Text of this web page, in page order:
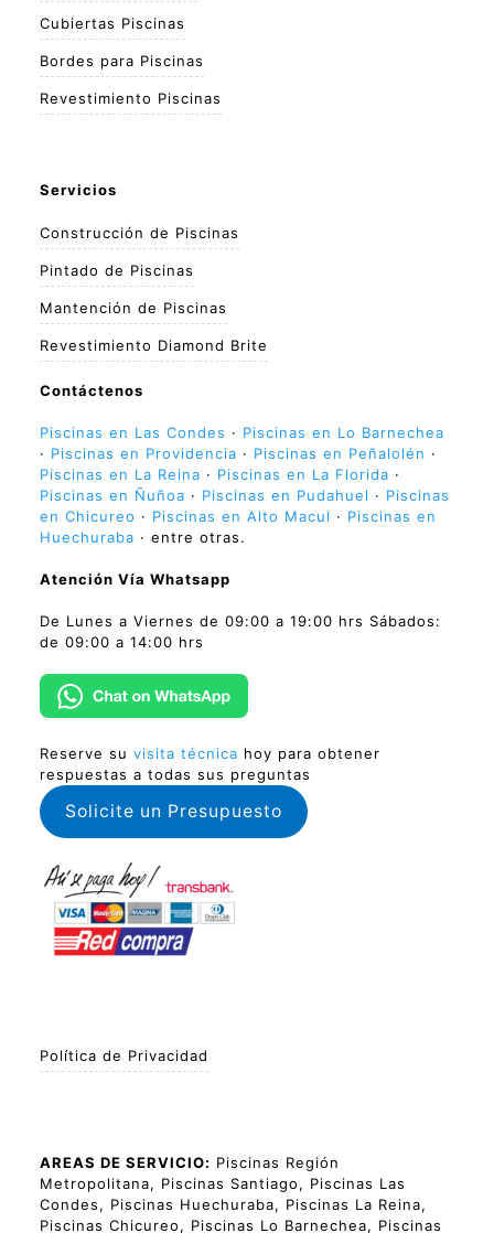
Cubiertas Piscinas
Bordes para Piscinas
Revestimiento Piscinas
Servicios
Construcción de Piscinas
Pintado de Piscinas
Mantención de Piscinas
Revestimiento Diamond Brite
Contáctenos
Piscinas en Las Condes · Piscinas en Lo Barnechea
· Piscinas en Providencia · Piscinas en Peñalolén ·
Piscinas en La Reina · Piscinas en La Florida ·
Piscinas en Ñuñoa · Piscinas en Pudahuel · Piscinas
en Chicureo · Piscinas en Alto Macul · Piscinas en
Huechuraba · entre otras.
Atención Vía Whatsapp
De Lunes a Viernes de 09:00 a 19:00 hrs Sábados:
de 09:00 a 14:00 hrs
Reserve su visita técnica hoy para obtener
respuestas a todas sus preguntas
Solicite un Presupuesto
Política de Privacidad
AREAS DE SERVICIO: Piscinas Región
Metropolitana, Piscinas Santiago, Piscinas Las
Condes, Piscinas Huechuraba, Piscinas La Reina,
Piscinas Chicureo, Piscinas Lo Barnechea, Piscinas